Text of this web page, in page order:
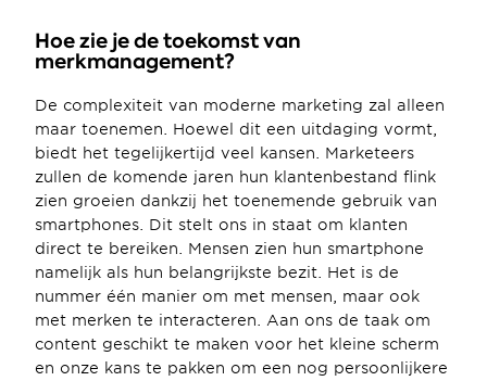
Hoe zie je de toekomst van
merkmanagement?
De complexiteit van moderne marketing zal alleen
maar toenemen. Hoewel dit een uitdaging vormt,
biedt het tegelijkertijd veel kansen. Marketeers
zullen de komende jaren hun klantenbestand flink
zien groeien dankzij het toenemende gebruik van
smartphones. Dit stelt ons in staat om klanten
direct te bereiken. Mensen zien hun smartphone
namelijk als hun belangrijkste bezit. Het is de
nummer één manier om met mensen, maar ook
met merken te interacteren. Aan ons de taak om
content geschikt te maken voor het kleine scherm
en onze kans te pakken om een nog persoonlijkere